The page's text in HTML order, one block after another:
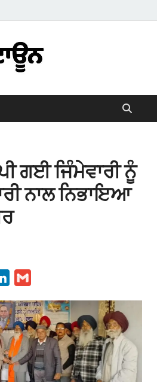
Town
ਗਈ ਜਿੰਮੇਵਾਰੀ ਨੂੰ
ਨਾਲ ਨਿਭਾਇਆ
n
k
e
d
I
a
i
l